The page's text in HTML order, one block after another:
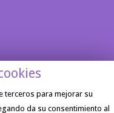
terceros para mejorar su
da su consentimiento al